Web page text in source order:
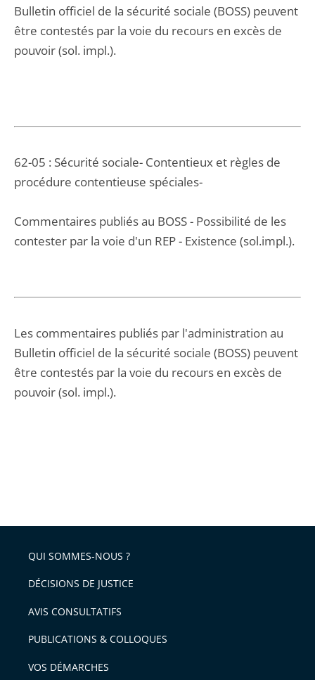
Bulletin officiel de la sécurité sociale (BOSS) peuvent
être contestés par la voie du recours en excès de
pouvoir (sol. impl.).
62-05 : Sécurité sociale- Contentieux et règles de
procédure contentieuse spéciales-
Commentaires publiés au BOSS - Possibilité de les
contester par la voie d'un REP - Existence (sol.impl.).
Les commentaires publiés par l'administration au
Bulletin officiel de la sécurité sociale (BOSS) peuvent
être contestés par la voie du recours en excès de
pouvoir (sol. impl.).
QUI SOMMES-NOUS ?
DÉCISIONS DE JUSTICE
AVIS CONSULTATIFS
PUBLICATIONS & COLLOQUES
VOS DÉMARCHES